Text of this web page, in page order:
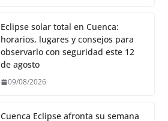
Eclipse solar total en Cuenca:
horarios, lugares y consejos para
observarlo con seguridad este 12
de agosto
09/08/2026
Cuenca Eclipse afronta su semana